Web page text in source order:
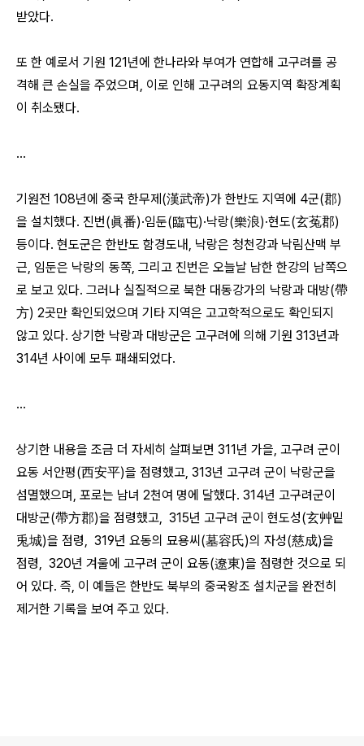
받았다.
또 한 예로서 기원 121년에 한나라와 부여가 연합해 고구려를 공
격해 큰 손실을 주었으며, 이로 인해 고구려의 요동지역 확장계획
이 취소됐다.
...
기원전 108년에 중국 한무제(漢武帝)가 한반도 지역에 4군(郡)
을 설치했다. 진번(眞番)·임둔(臨屯)·낙랑(樂浪)·현도(玄菟郡)
등이다. 현도군은 한반도 함경도내, 낙랑은 청천강과 낙림산맥 부
근, 임둔은 낙랑의 동쪽, 그리고 진번은 오늘날 남한 한강의 남쪽으
로 보고 있다. 그러나 실질적으로 북한 대동강가의 낙랑과 대방(帶
方) 2곳만 확인되었으며 기타 지역은 고고학적으로도 확인되지
않고 있다. 상기한 낙랑과 대방군은 고구려에 의해 기원 313년과
314년 사이에 모두 패쇄되었다.
...
상기한 내용을 조금 더 자세히 살펴보면 311년 가을, 고구려 군이
요동 서안평(西安平)을 점령했고, 313년 고구려 군이 낙랑군을
섬멸했으며, 포로는 남녀 2천여 명에 달했다. 314년 고구려군이
대방군(帶方郡)을 점령했고, 315년 고구려 군이 현도성(玄艸밑
兎城)을 점령, 319년 요동의 묘용씨(墓容氏)의 자성(慈成)을
점령, 320년 겨울에 고구려 군이 요동(遼東)을 점령한 것으로 되
어 있다. 즉, 이 예들은 한반도 북부의 중국왕조 설치군을 완전히
제거한 기록을 보여 주고 있다.